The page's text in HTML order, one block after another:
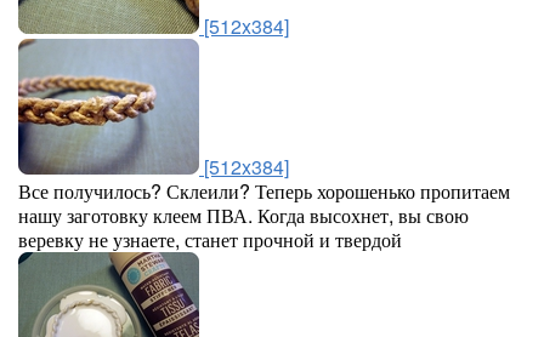
[512x384]
[512x384]
Все получилось? Склеили? Теперь хорошенько пропитаем
нашу заготовку клеем ПВА. Когда высохнет, вы свою
веревку не узнаете, станет прочной и твердой